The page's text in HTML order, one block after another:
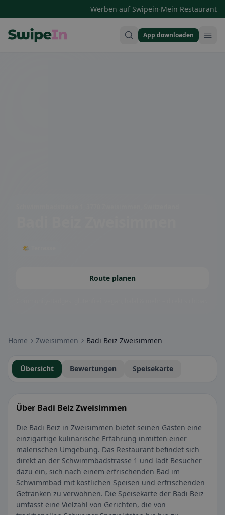
Werben auf Swipein·Mein Restaurant
App downloaden
🌤 Terrasse
Route planen
Home Zweisimmen Badi Beiz Zweisimmen
Übersicht Bewertungen Speisekarte
Über Badi Beiz Zweisimmen
Die Badi Beiz in Zweisimmen bietet seinen Gästen eine
einzigartige kulinarische Erfahrung inmitten einer
malerischen Umgebung. Das Restaurant befindet sich
direkt an der Schwimmbadstrasse 1 und lädt Besucher
dazu ein, sich nach einem erfrischenden Bad im
Schwimmbad mit köstlichen Speisen und erfrischenden
Getränken zu verwöhnen. Die Speisekarte der Badi Beiz
umfasst eine Vielzahl von Gerichten, die von